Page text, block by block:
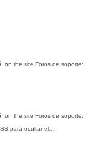
, on the site Foros de soporte:
, on the site Foros de soporte:
para ocultar el…